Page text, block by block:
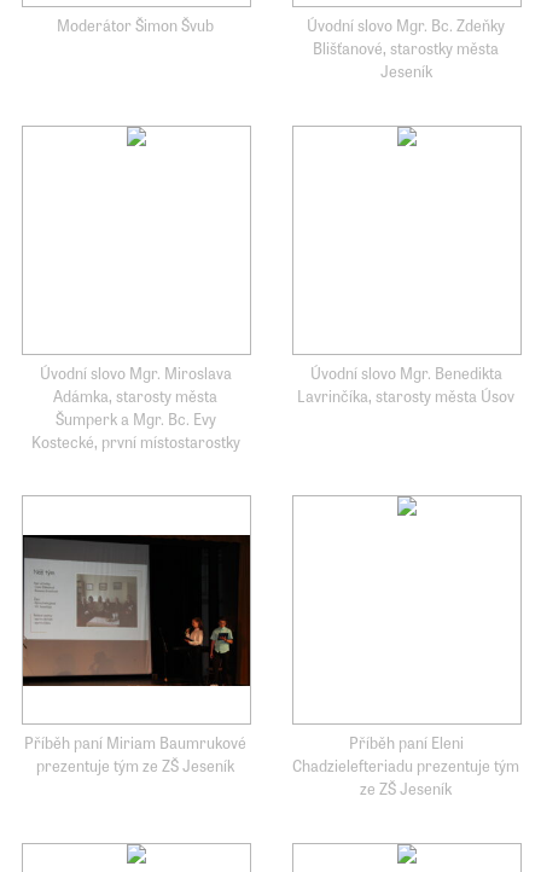
Moderátor Šimon Švub
Úvodní slovo Mgr. Bc. Zdeňky
Blišťanové, starostky města
Jeseník
Úvodní slovo Mgr. Miroslava
Adámka, starosty města
Šumperk a Mgr. Bc. Evy
Kostecké, první místostarostky
Úvodní slovo Mgr. Benedikta
Lavrinčíka, starosty města Úsov
Příběh paní Miriam Baumrukové
prezentuje tým ze ZŠ Jeseník
Příběh paní Eleni
Chadzielefteriadu prezentuje tým
ze ZŠ Jeseník